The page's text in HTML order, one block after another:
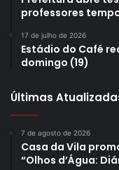
professores
17 de julho de 2026
Estádio do Café
domingo (19)
Últimas
7 de agosto de 2026
Casa da Vila
“Olhos d’Água: